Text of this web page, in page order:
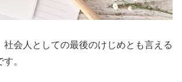
社会人としての最後のけじめとも言える
。